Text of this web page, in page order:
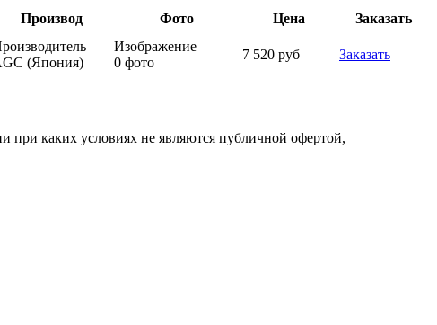
Производ Фото Цена
Заказать
(Япония)
Изображение
0 фото
7 520 руб Заказать
каких условиях не являются публичной офертой,